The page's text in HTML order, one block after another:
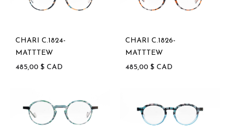
CHARI C.1824-
MATTTEW
485,00 $ CAD
CHARI C.1826-
MATTTEW
485,00 $ CAD